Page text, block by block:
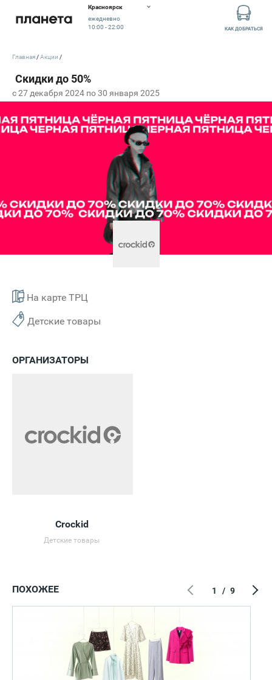
Красноярск
ежедневно
10:00 - 22:00
КАК ДОБРАТЬСЯ
c 27 декабря 2024 по 30 января 2025
На карте ТРЦ
Детские товары
Главная Акции
ОРГАНИЗАТОРЫ
Crockid
Детские товары
ПОХОЖЕЕ 1 / 9